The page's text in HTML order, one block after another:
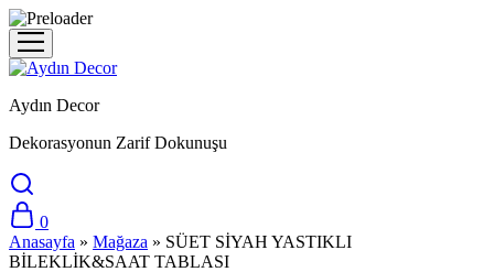
Aydın Decor
Dekorasyonun Zarif Dokunuşu
0
Anasayfa » Mağaza » SÜET SİYAH YASTIKLI
BİLEKLİK&SAAT TABLASI